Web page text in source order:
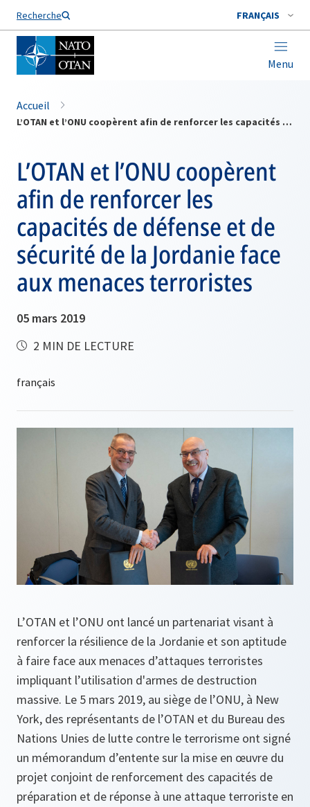
Recherche FRANÇAIS
Menu
Nom de famille*
Accueil
L’OTAN et l’ONU coopèrent afin de renforcer les capacités de défense et de sécurité de la Jordanie face aux menaces terroristes
L’OTAN et l’ONU coopèrent
afin de renforcer les
capacités de défense et de
sécurité de la Jordanie face
aux menaces terroristes
05 mars 2019
2 MIN DE LECTURE
L’OTAN et l’ONU ont lancé un partenariat visant à
renforcer la résilience de la Jordanie et son aptitude
à faire face aux menaces d’attaques terroristes
impliquant l’utilisation d'armes de destruction
massive. Le 5 mars 2019, au siège de l’ONU, à New
York, des représentants de l’OTAN et du Bureau des
Nations Unies de lutte contre le terrorisme ont signé
un mémorandum d’entente sur la mise en œuvre du
projet conjoint de renforcement des capacités de
préparation et de réponse à une attaque terroriste en